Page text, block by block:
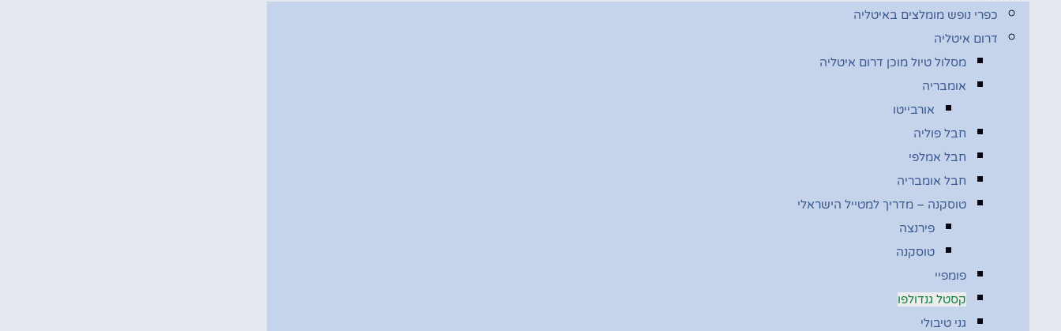
כפרי נופש מומלצים באיטליה
דרום איטליה
מסלול טיול מוכן דרום איטליה
אומבריה
אורבייטו
חבל פוליה
חבל אמלפי
חבל אומבריה
טוסקנה – מדריך למטייל הישראלי
פירנצה
טוסקנה
פומפיי
קסטל גנדולפו
גני טיבולי